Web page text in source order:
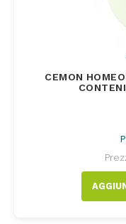
CEMON